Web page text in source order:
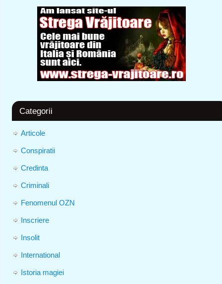
Categorii
Articole
Conspiratii
Credinta
Criminali
Fenomenul OZN
Inscriere
Insolit
International
Istoria magiei